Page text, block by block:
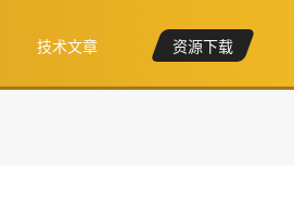
技术文章 资源下载